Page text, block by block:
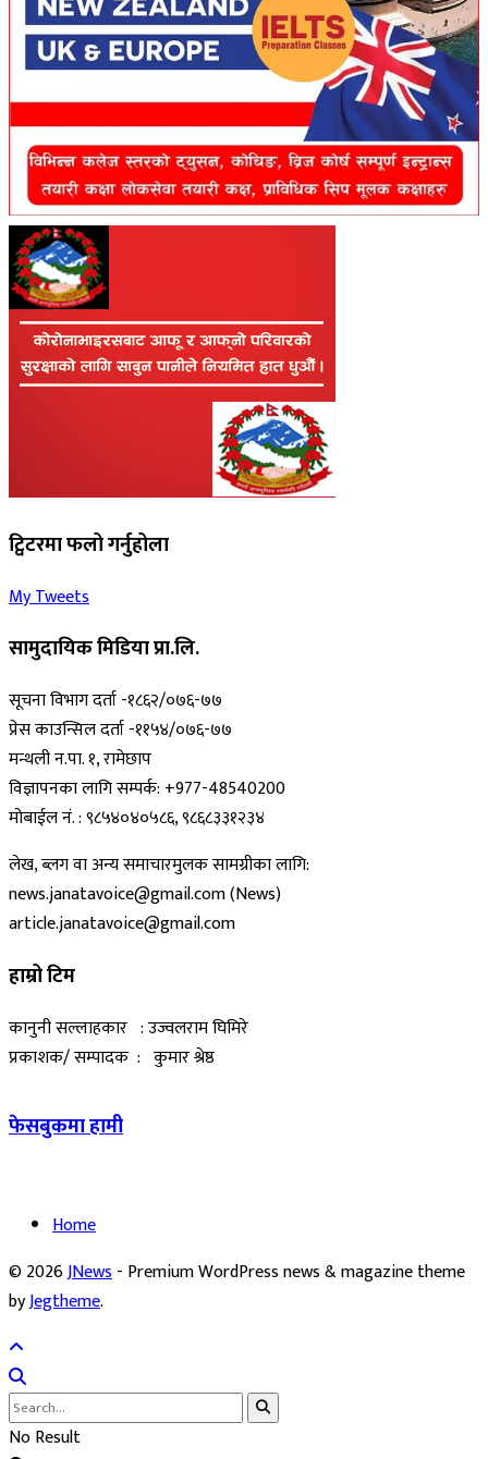
ट्विटरमा फलो गर्नुहोला
My Tweets
सामुदायिक मिडिया प्रा.लि.
सूचना विभाग दर्ता -१८६२/०७६-७७
प्रेस काउन्सिल दर्ता -११५४/०७६-७७
मन्थली न.पा. १, रामेछाप
विज्ञापनका लागि सम्पर्क: +977-48540200
मोबाईल नं. : ९८५४०४०५८६, ९८६८३३१२३४
लेख, ब्लग वा अन्य समाचारमुलक सामग्रीका लागि:
news.janatavoice@gmail.com (News)
article.janatavoice@gmail.com
हाम्रो टिम
कानुनी सल्लाहकार : उज्वलराम घिमिरे
प्रकाशक/ सम्पादक : कुमार श्रेष्ठ
फेसबुकमा हामी
Home
© 2026JNews- Premium WordPress news & magazine theme
byJegtheme.
No Result